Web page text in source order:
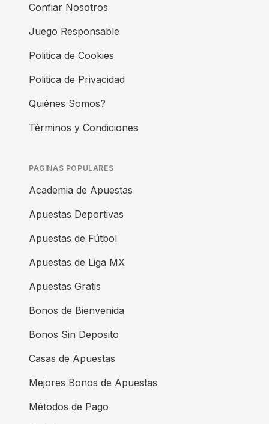
Confiar Nosotros
Juego Responsable
Politica de Cookies
Politica de Privacidad
Quiénes Somos?
Términos y Condiciones
PÁGINAS POPULARES
Academia de Apuestas
Apuestas Deportivas
Apuestas de Fútbol
Apuestas de Liga MX
Apuestas Gratis
Bonos de Bienvenida
Bonos Sin Deposito
Casas de Apuestas
Mejores Bonos de Apuestas
Métodos de Pago